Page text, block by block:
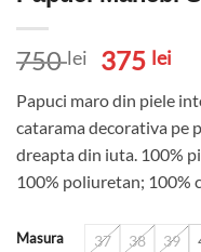
750lei
Prețul
a
fost:
750 lei.
375 lei
Papuci maro din piele
catarama decorativa pe
dreapta din iuta. 100%
100% poliuretan; 100%
Masura 37 38 39